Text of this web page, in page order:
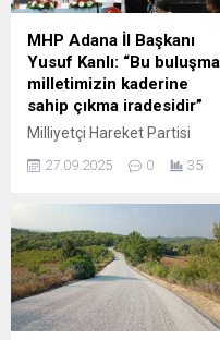
sürecindeki desteğini
gördüğünde duygulandığını
belirten Karalar,
“Başkanlarının uğradığı
haksızlık karşısında
tepkilerini görülmeyen bir
şekilde dile getirdiler”...
MHP Adana İl Başkanı
Yusuf Kanlı: “Bu buluşma
milletimizin kaderine
sahip çıkma iradesidir”
Milliyetçi Hareket Partisi
Yusuf Kanlı, “Terörsüz
kapsamında Adana’da
düzenlenen toplantıda
önemli mesajlar verdi.
Toplantıya MHP Genel
Başkan Yardımcıları,
27.09.2025 0 35